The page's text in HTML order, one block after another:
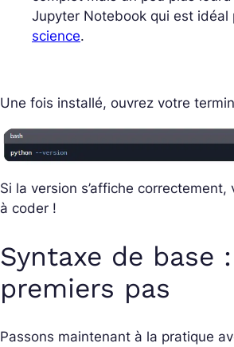
Jupyter Notebook qui est idéal
science.
Une fois installé, ouvrez votre
Si la version s’affiche correctement,
à coder !
Syntaxe de base :
premiers pas
Passons maintenant à la pratique